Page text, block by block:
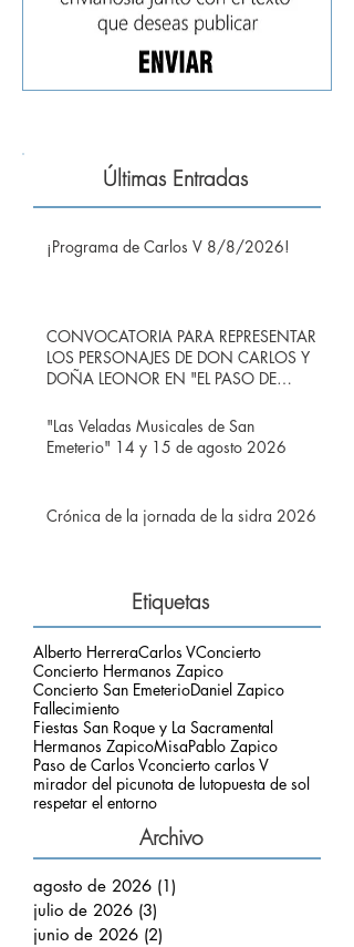
Últimas Entradas
¡Programa de Carlos V 8/8/2026!
CONVOCATORIA PARA REPRESENTAR
LOS PERSONAJES DE DON CARLOS Y
DOÑA LEONOR EN "EL PASO DE
PIMIANGO
"Las Veladas Musicales de San
Emeterio" 14 y 15 de agosto 2026
Crónica de la jornada de la sidra 2026
Etiquetas
Alberto HerreraCarlos VConcierto
Concierto Hermanos Zapico
Concierto San EmeterioDaniel Zapico
Fallecimiento
Fiestas San Roque y La Sacramental
Hermanos ZapicoMisaPablo Zapico
Paso de Carlos Vconcierto carlos V
mirador del picunota de lutopuesta de sol
respetar el entorno
Archivo
agosto de 2026 (1)
julio de 2026 (3)
junio de 2026 (2)